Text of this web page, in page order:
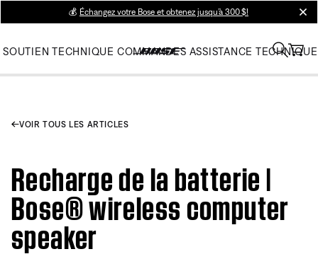
💰 Échangez votre Bose et obtenez jusqu’à 300 $!
SOUTIEN TECHNIQUE COMMANDES ASSISTANCE TECHNIQUE
VOIR TOUS LES ARTICLES
Recharge de la batterie |
Bose® wireless computer
speaker